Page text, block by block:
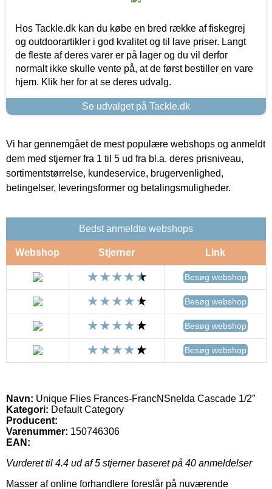
Hos Tackle.dk kan du købe en bred række af fiskegrej
og outdoorartikler i god kvalitet og til lave priser. Langt
de fleste af deres varer er på lager og du vil derfor
normalt ikke skulle vente på, at de først bestiller en vare
hjem. Klik her for at se deres udvalg.
Se udvalget på Tackle.dk
Vi har gennemgået de mest populære webshops og anmeldt
dem med stjerner fra 1 til 5 ud fra bl.a. deres prisniveau,
sortimentstørrelse, kundeservice, brugervenlighed,
betingelser, leveringsformer og betalingsmuligheder.
Bedst anmeldte webshops
Webshop Stjerner Link
Besøg webshop
Besøg webshop
Besøg webshop
Besøg webshop
Navn: Unique Flies Frances-FrancNSnelda Cascade 1/2″
Kategori: Default Category
Producent:
Varenummer: 150746306
EAN:
Vurderet til 4.4 ud af 5 stjerner baseret på 40 anmeldelser
Masser af online forhandlere foreslår på nuværende